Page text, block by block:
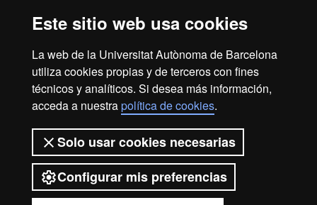
Este sitio web usa cookies
La web de la Universitat Autònoma de Barcelona
utiliza cookies propias y de terceros con fines
técnicos y analíticos. Si desea más información,
acceda a nuestrapolítica de cookies.
Solo usar cookies necesarias
Configurar mis preferencias
En caso de que no se alcance el número mínimo de estudiantes
fuerza mayor, el centro se reserva el derecho de cancelarlo.
Sobre el web
Accesibilidad web
2026 Universitat Autònoma de